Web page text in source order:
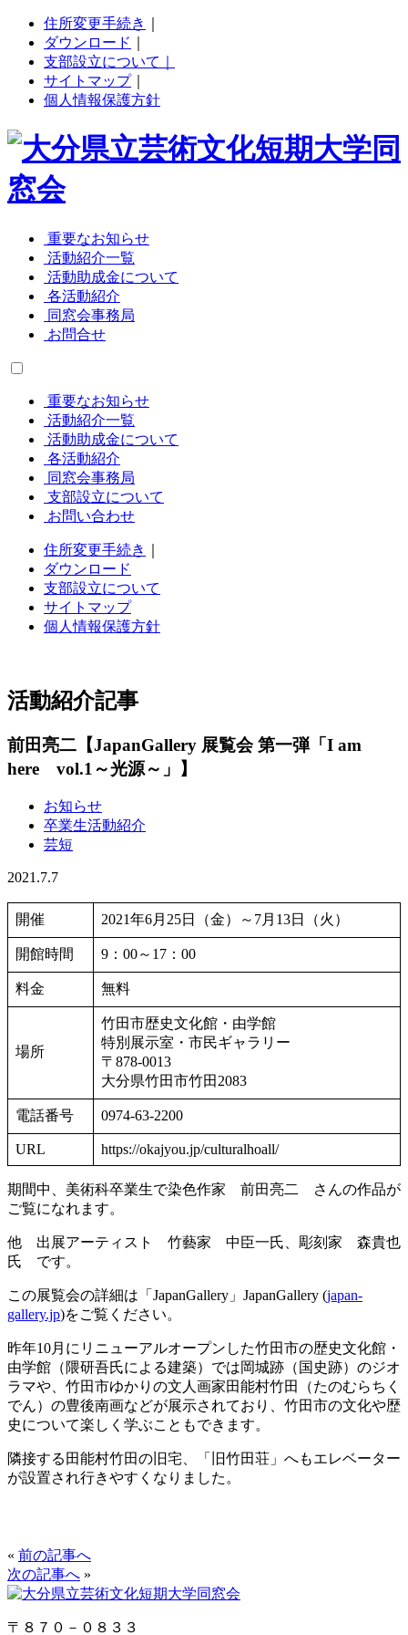
住所変更手続き
ダウンロード
支部設立について｜
サイトマップ｜
個人情報保護方針
重要なお知らせ
活動紹介一覧
活動助成金について
各活動紹介
同窓会事務局
お問合せ
重要なお知らせ
活動紹介一覧
活動助成金について
各活動紹介
同窓会事務局
支部設立について
お問い合わせ
住所変更手続き
ダウンロード
支部設立について
サイトマップ
個人情報保護方針
活動紹介記事
前田亮二【JapanGallery 展覧会 第一弾「I am
here vol.1～光源～」】
お知らせ
卒業生活動紹介
芸短
2021.7.7
開催 2021年6月25日（金）～7月13日（火）
開館時間 9：00～17：00
料金 無料
場所
竹田市歴史文化館・由学館
特別展示室・市民ギャラリー
〒878-0013
大分県竹田市竹田2083
電話番号 0974-63-2200
URL https://okajyou.jp/culturalhoall/
期間中、美術科卒業生で染色作家 前田亮二 さんの作品が
ご覧になれます。
他 出展アーティスト 竹藝家 中臣一氏、彫刻家 森貴也
氏 です。
この展覧会の詳細は「JapanGallery」JapanGallery (japan-
gallery.jp)をご覧ください。
昨年10月にリニューアルオープンした竹田市の歴史文化館・
由学館（隈研吾氏による建築）では岡城跡（国史跡）のジオ
ラマや、竹田市ゆかりの文人画家田能村竹田（たのむらちく
でん）の豊後南画などが展示されており、竹田市の文化や歴
史について楽しく学ぶこともできます。
隣接する田能村竹田の旧宅、「旧竹田荘」へもエレベーター
が設置され行きやすくなりました。
« 前の記事へ
次の記事へ »
〒８７０－０８３３